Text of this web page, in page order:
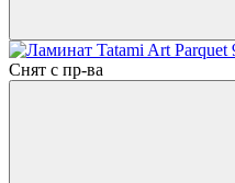
Снят с пр-ва